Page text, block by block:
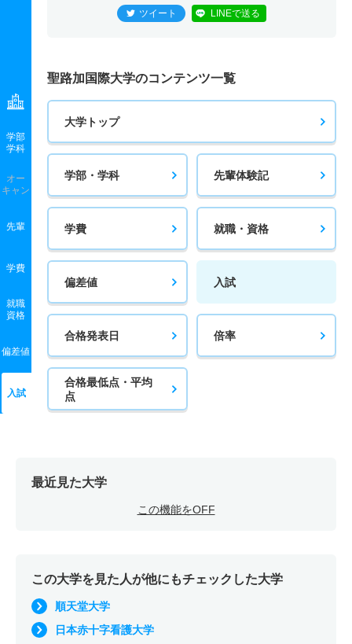
学部
学科
オー
キャン
先輩
学費
就職
資格
偏差値
入試
ツイート LINEで送る
聖路加国際大学のコンテンツ一覧
大学トップ
学部・学科 先輩体験記
学費 就職・資格
偏差値 入試
合格発表日 倍率
合格最低点・平均
点
最近見た大学
この機能をOFF
この大学を見た人が他にもチェックした大学
順天堂大学
日本赤十字看護大学